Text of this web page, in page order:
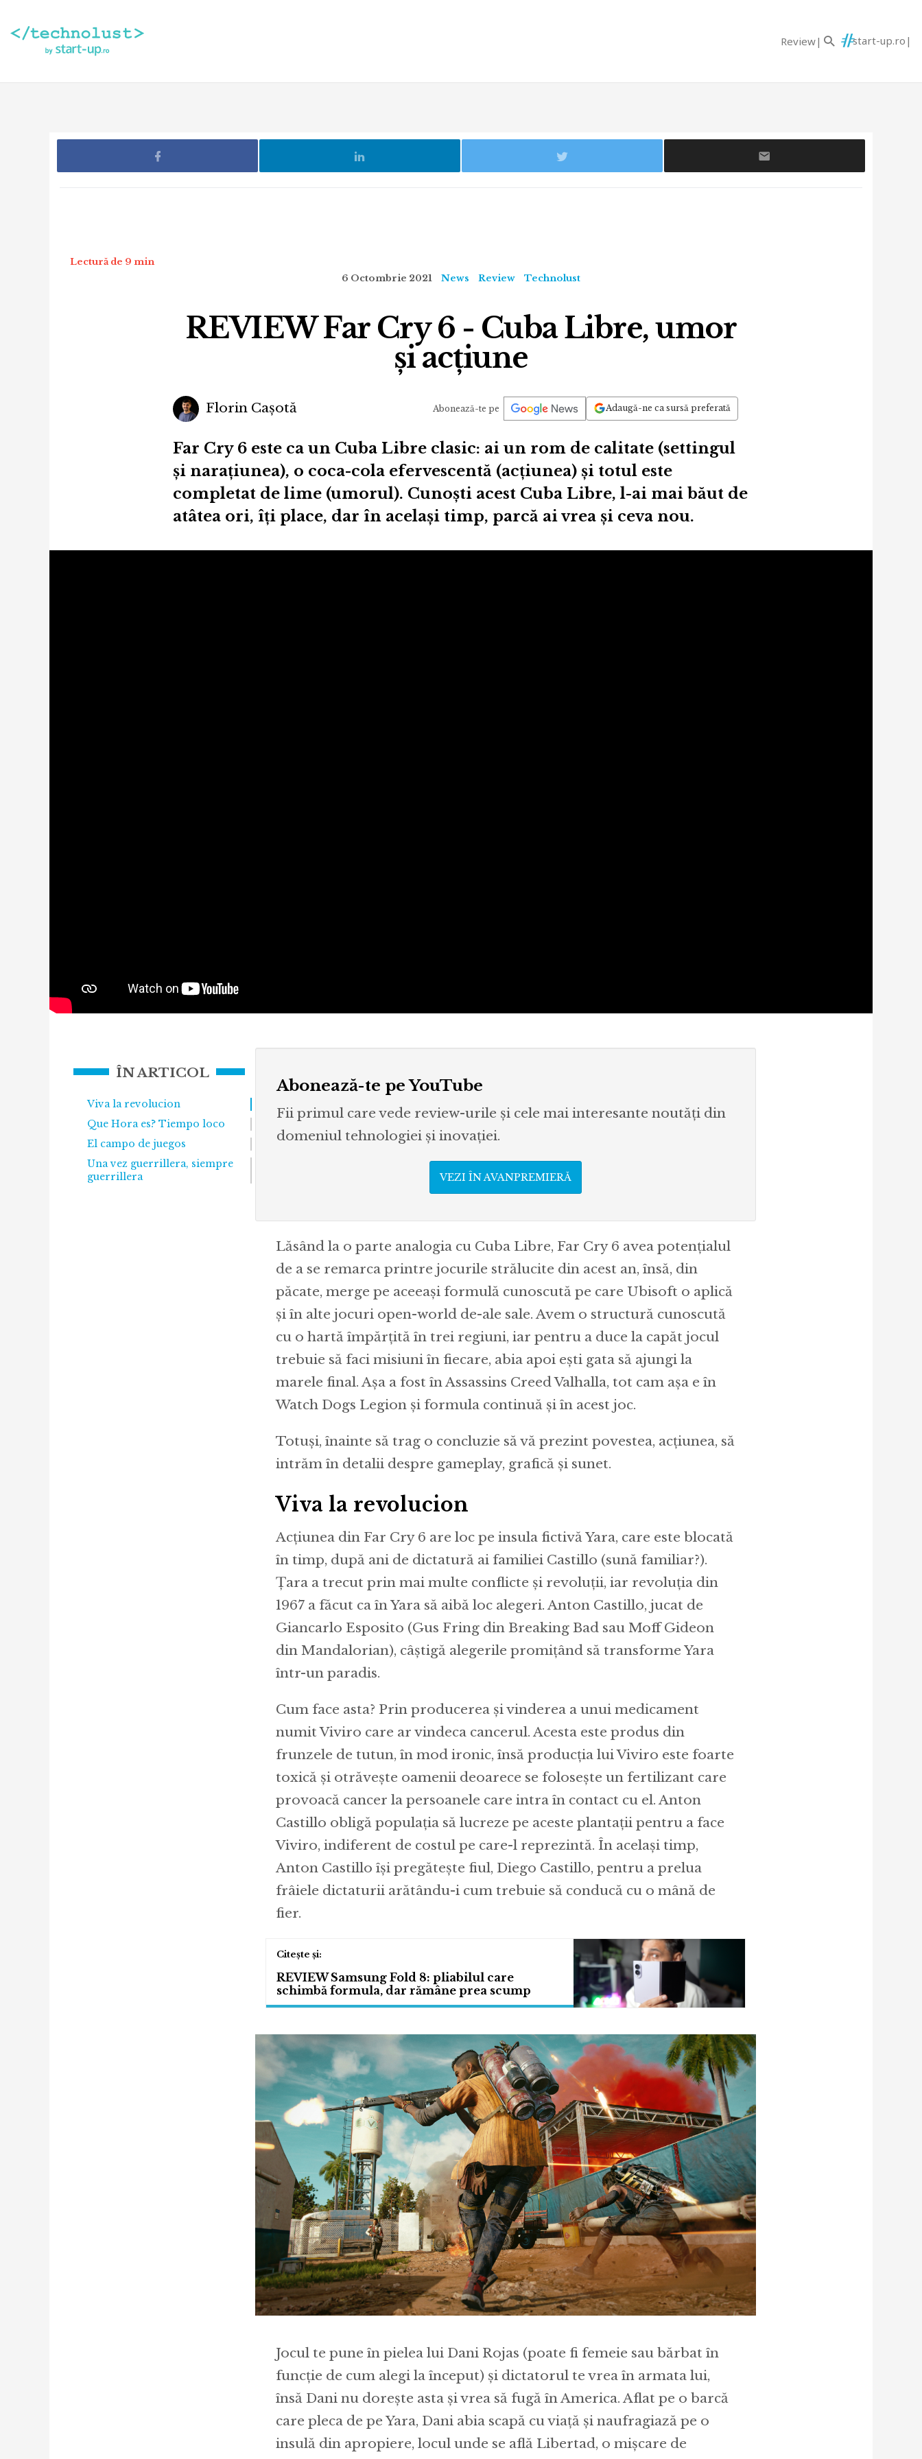
Review start-up.ro
Lectură de 9 min
6 Octombrie 2021
News Review Technolust
REVIEW Far Cry 6 - Cuba Libre, umor
și acțiune
Florin Cașotă Abonează-te pe Adaugă-ne ca sursă preferată
Far Cry 6 este ca un Cuba Libre clasic: ai un rom de calitate (settingul
și narațiunea), o coca-cola efervescentă (acțiunea) și totul este
completat de lime (umorul). Cunoști acest Cuba Libre, l-ai mai băut de
atâtea ori, îți place, dar în același timp, parcă ai vrea și ceva nou.
ÎN ARTICOL
Viva la revolucion
Que Hora es? Tiempo loco
El campo de juegos
Una vez guerrillera, siempre
guerrillera
Abonează-te pe YouTube
Fii primul care vede review-urile și cele mai interesante noutăți din
domeniul tehnologiei și inovației.
VEZI ÎN AVANPREMIERĂ
Lăsând la o parte analogia cu Cuba Libre, Far Cry 6 avea potențialul
de a se remarca printre jocurile strălucite din acest an, însă, din
păcate, merge pe aceeași formulă cunoscută pe care Ubisoft o aplică
și în alte jocuri open-world de-ale sale. Avem o structură cunoscută
cu o hartă împărțită în trei regiuni, iar pentru a duce la capăt jocul
trebuie să faci misiuni în fiecare, abia apoi ești gata să ajungi la
marele final. Așa a fost în Assassins Creed Valhalla, tot cam așa e în
Watch Dogs Legion și formula continuă și în acest joc.
Totuși, înainte să trag o concluzie să vă prezint povestea, acțiunea, să
intrăm în detalii despre gameplay, grafică și sunet.
Viva la revolucion
Acțiunea din Far Cry 6 are loc pe insula fictivă Yara, care este blocată
în timp, după ani de dictatură ai familiei Castillo (sună familiar?).
Țara a trecut prin mai multe conflicte și revoluții, iar revoluția din
1967 a făcut ca în Yara să aibă loc alegeri. Anton Castillo, jucat de
Giancarlo Esposito (Gus Fring din Breaking Bad sau Moff Gideon
din Mandalorian), câștigă alegerile promițând să transforme Yara
într-un paradis.
Cum face asta? Prin producerea și vinderea a unui medicament
numit Viviro care ar vindeca cancerul. Acesta este produs din
frunzele de tutun, în mod ironic, însă producția lui Viviro este foarte
toxică și otrăvește oamenii deoarece se folosește un fertilizant care
provoacă cancer la persoanele care intra în contact cu el. Anton
Castillo obligă populația să lucreze pe aceste plantații pentru a face
Viviro, indiferent de costul pe care-l reprezintă. În același timp,
Anton Castillo își pregătește fiul, Diego Castillo, pentru a prelua
frâiele dictaturii arătându-i cum trebuie să conducă cu o mână de
fier.
REVIEW Samsung Fold 8: pliabilul care
schimbă formula, dar rămâne prea scump
Jocul te pune în pielea lui Dani Rojas (poate fi femeie sau bărbat în
funcție de cum alegi la început) și dictatorul te vrea în armata lui,
însă Dani nu dorește asta și vrea să fugă în America. Aflat pe o barcă
care pleca de pe Yara, Dani abia scapă cu viață și naufragiază pe o
insulă din apropiere, locul unde se află Libertad, o mișcare de